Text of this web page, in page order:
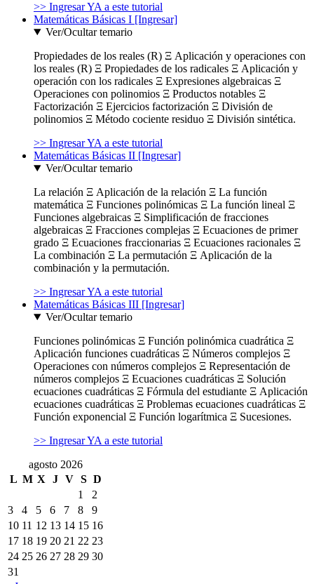
>> Ingresar YA a este tutorial
Matemáticas Básicas I [Ingresar]
Ver/Ocultar temario
Propiedades de los reales (R) Ξ Aplicación y operaciones con
los reales (R) Ξ Propiedades de los radicales Ξ Aplicación y
operación con los radicales Ξ Expresiones algebraicas Ξ
Operaciones con polinomios Ξ Productos notables Ξ
Factorización Ξ Ejercicios factorización Ξ División de
polinomios Ξ Método cociente residuo Ξ División sintética.
>> Ingresar YA a este tutorial
Matemáticas Básicas II [Ingresar]
Ver/Ocultar temario
La relación Ξ Aplicación de la relación Ξ La función
matemática Ξ Funciones polinómicas Ξ La función lineal Ξ
Funciones algebraicas Ξ Simplificación de fracciones
algebraicas Ξ Fracciones complejas Ξ Ecuaciones de primer
grado Ξ Ecuaciones fraccionarias Ξ Ecuaciones racionales Ξ
La combinación Ξ La permutación Ξ Aplicación de la
combinación y la permutación.
>> Ingresar YA a este tutorial
Matemáticas Básicas III [Ingresar]
Ver/Ocultar temario
Funciones polinómicas Ξ Función polinómica cuadrática Ξ
Aplicación funciones cuadráticas Ξ Números complejos Ξ
Operaciones con números complejos Ξ Representación de
números complejos Ξ Ecuaciones cuadráticas Ξ Solución
ecuaciones cuadráticas Ξ Fórmula del estudiante Ξ Aplicación
ecuaciones cuadráticas Ξ Problemas ecuaciones cuadráticas Ξ
Función exponencial Ξ Función logarítmica Ξ Sucesiones.
>> Ingresar YA a este tutorial
agosto 2026
L M X J V S D
1
2
3
4 5 6 7 8
9
10 11 12 13 14 15 16
17 18 19 20 21 22 23
24 25 26 27 28 29 30
31